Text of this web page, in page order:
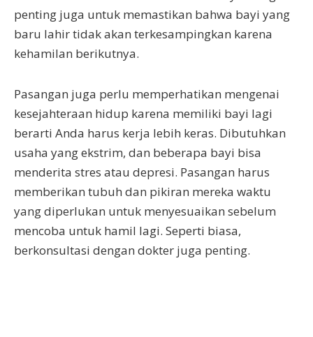
penting juga untuk memastikan bahwa bayi yang
baru lahir tidak akan terkesampingkan karena
kehamilan berikutnya.
Pasangan juga perlu memperhatikan mengenai
kesejahteraan hidup karena memiliki bayi lagi
berarti Anda harus kerja lebih keras. Dibutuhkan
usaha yang ekstrim, dan beberapa bayi bisa
menderita stres atau depresi. Pasangan harus
memberikan tubuh dan pikiran mereka waktu
yang diperlukan untuk menyesuaikan sebelum
mencoba untuk hamil lagi. Seperti biasa,
berkonsultasi dengan dokter juga penting.